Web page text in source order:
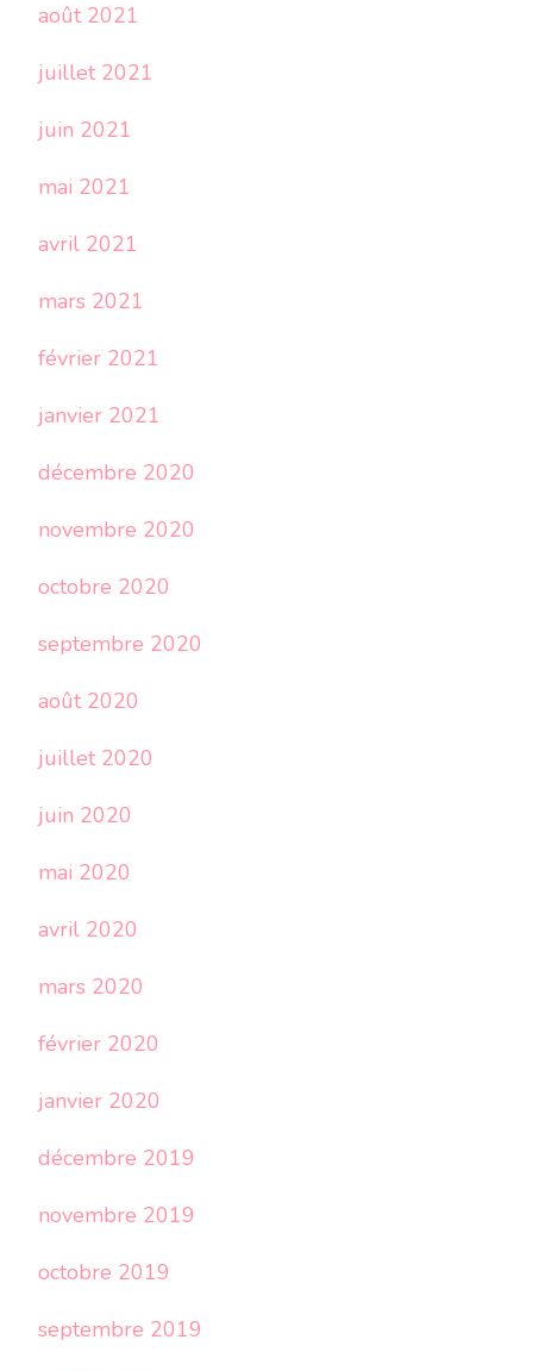
août 2021
juillet 2021
juin 2021
mai 2021
avril 2021
mars 2021
février 2021
janvier 2021
décembre 2020
novembre 2020
octobre 2020
septembre 2020
août 2020
juillet 2020
juin 2020
mai 2020
avril 2020
mars 2020
février 2020
janvier 2020
décembre 2019
novembre 2019
octobre 2019
septembre 2019